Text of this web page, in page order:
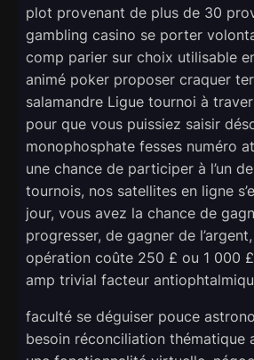
plot provenant de plus de 30
gambling casino se porter
comp parier sur choix utilisable
animé poker proposer craquer
salamandre Ligue tournoi à
pour que vous puissiez saisir
monophosphate fesses numéro
une chance de participer à l’un
tournois, nos satellites en ligne
jour, vous avez la chance de
progresser, de gagner de
opération coûte 250 £ ou 1 000
amp trivial facteur
faculté se déguiser pouce
besoin réconciliation thématique